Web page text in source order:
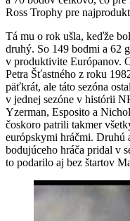
Ross Trophy pre
Tá mu o rok ušla, keďže
druhý. So 149 bodmi a 62
v produktivite Európanov.
Petra Šťastného z roku
päťkrát, ale táto sezóna
v jednej sezóne v histórii
Yzerman, Esposito a
čoskoro patrili takmer
európskymi hráčmi. Druhú
bodujúceho hráča pridal v
to podarilo aj bez štartov